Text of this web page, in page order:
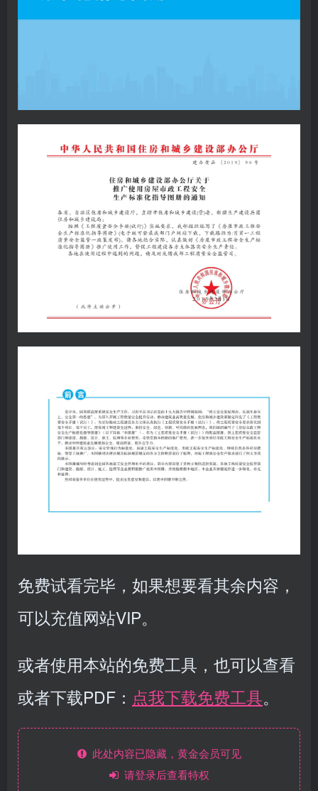
免费试看完毕，如果想要看其余内容，
可以充值网站VIP。
或者使用本站的免费工具，也可以查看
或者下载PDF： 点我下载免费工具。
此处内容已隐藏，黄金会员可见
请登录后查看特权